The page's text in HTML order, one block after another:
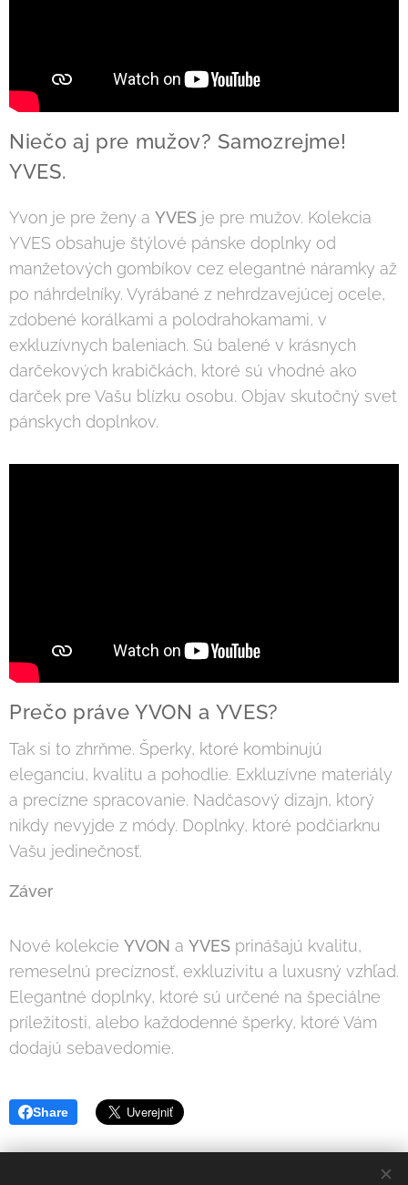
Niečo aj pre mužov? Samozrejme!
YVES.
Yvon je pre ženy a YVES je pre mužov. Kolekcia
YVES obsahuje štýlové pánske doplnky od
manžetových gombíkov cez elegantné náramky až
po náhrdelníky. Vyrábané z nehrdzavejúcej ocele,
zdobené korálkami a polodrahokamami, v
exkluzívnych baleniach. Sú balené v krásnych
darčekových krabičkách, ktoré sú vhodné ako
darček pre Vašu blízku osobu. Objav skutočný svet
pánskych doplnkov.
Prečo práve YVON a YVES?
Tak si to zhrňme. Šperky, ktoré kombinujú
eleganciu, kvalitu a pohodlie. Exkluzívne materiály
a precízne spracovanie. Nadčasový dizajn, ktorý
nikdy nevyjde z módy. Doplnky, ktoré podčiarknu
Vašu jedinečnosť.
Záver
Nové kolekcie YVON a YVES prinášajú kvalitu,
remeselnú precíznosť, exkluzivitu a luxusný vzhľad.
Elegantné doplnky, ktoré sú určené na špeciálne
príležitosti, alebo každodenné šperky, ktoré Vám
dodajú sebavedomie.
Share